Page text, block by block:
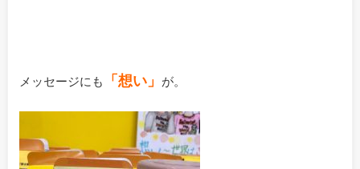
メッセージにも 「想い」 が。